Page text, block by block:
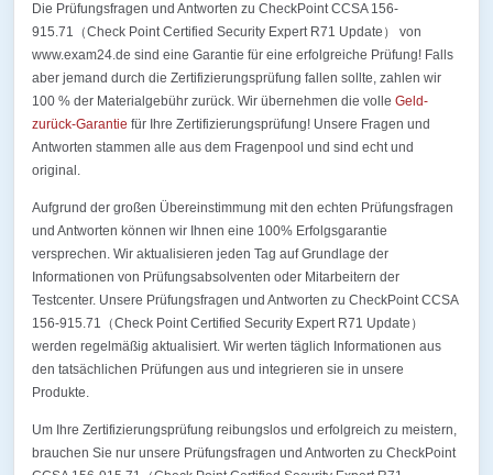
Die Prüfungsfragen und Antworten zu CheckPoint CCSA 156-
915.71（Check Point Certified Security Expert R71 Update） von
www.exam24.de sind eine Garantie für eine erfolgreiche Prüfung! Falls
aber jemand durch die Zertifizierungsprüfung fallen sollte, zahlen wir
100 % der Materialgebühr zurück. Wir übernehmen die volle Geld-
zurück-Garantie für Ihre Zertifizierungsprüfung! Unsere Fragen und
Antworten stammen alle aus dem Fragenpool und sind echt und
original.
Aufgrund der großen Übereinstimmung mit den echten Prüfungsfragen
und Antworten können wir Ihnen eine 100% Erfolgsgarantie
versprechen. Wir aktualisieren jeden Tag auf Grundlage der
Informationen von Prüfungsabsolventen oder Mitarbeitern der
Testcenter. Unsere Prüfungsfragen und Antworten zu CheckPoint CCSA
156-915.71（Check Point Certified Security Expert R71 Update）
werden regelmäßig aktualisiert. Wir werten täglich Informationen aus
den tatsächlichen Prüfungen aus und integrieren sie in unsere
Produkte.
Um Ihre Zertifizierungsprüfung reibungslos und erfolgreich zu meistern,
brauchen Sie nur unsere Prüfungsfragen und Antworten zu CheckPoint